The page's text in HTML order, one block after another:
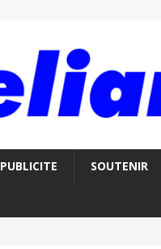
PUBLICITE SOUTENIR